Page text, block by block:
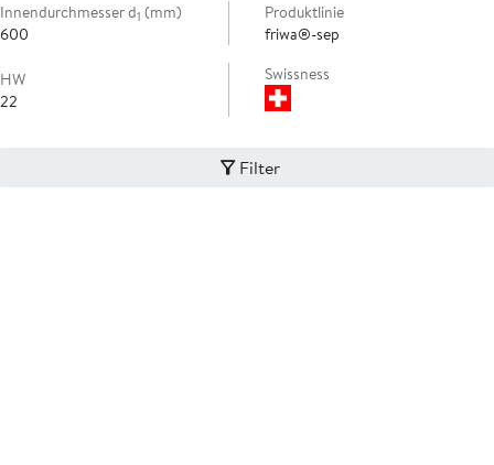
Innendurchmesser d1 (mm)
600
Produktlinie
friwa®-sep
HW
22
Swissness
Filter